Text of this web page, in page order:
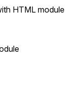
HTML module